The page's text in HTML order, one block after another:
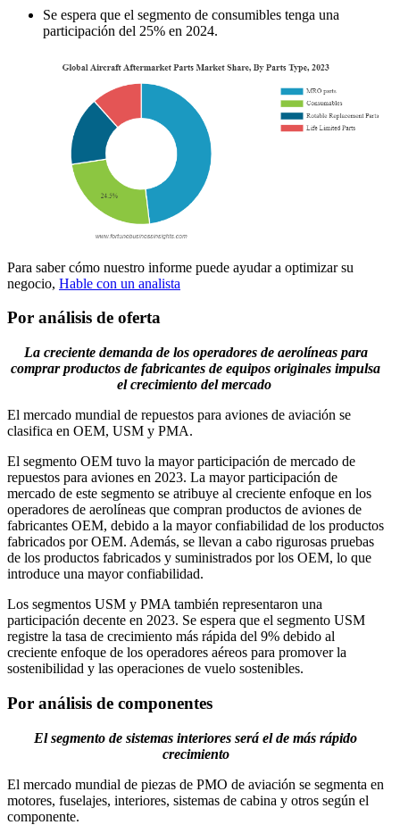
Se espera que el segmento de consumibles tenga una
participación del 25% en 2024.
Para saber cómo nuestro informe puede ayudar a optimizar su
negocio, Hable con un analista
Por análisis de oferta
La creciente demanda de los operadores de aerolíneas para
comprar productos de fabricantes de equipos originales impulsa
el crecimiento del mercado
El mercado mundial de repuestos para aviones de aviación se
clasifica en OEM, USM y PMA.
El segmento OEM tuvo la mayor participación de mercado de
repuestos para aviones en 2023. La mayor participación de
mercado de este segmento se atribuye al creciente enfoque en los
operadores de aerolíneas que compran productos de aviones de
fabricantes OEM, debido a la mayor confiabilidad de los productos
fabricados por OEM. Además, se llevan a cabo rigurosas pruebas
de los productos fabricados y suministrados por los OEM, lo que
introduce una mayor confiabilidad.
Los segmentos USM y PMA también representaron una
participación decente en 2023. Se espera que el segmento USM
registre la tasa de crecimiento más rápida del 9% debido al
creciente enfoque de los operadores aéreos para promover la
sostenibilidad y las operaciones de vuelo sostenibles.
Por análisis de componentes
El segmento de sistemas interiores será el de más rápido
crecimiento
El mercado mundial de piezas de PMO de aviación se segmenta en
motores, fuselajes, interiores, sistemas de cabina y otros según el
componente.